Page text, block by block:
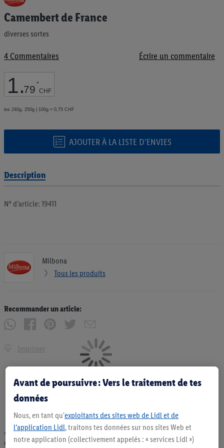
Camembert de France
diverses sortes
4 Commentaires Écrire un commentaire
1.79 *
CHF
les 240g, 250g | 100g = 0,75 CHF
AJOUTER À LA LISTE D’ENVIES
au
début
la
d’images
Description
N° d’article: 19411
Milbona
Tous les produits
Recommander un article:
Imprimer
* Offres valables dans la limite des stocks disponibles. Vente limitée à des
quantités usuelles pour un ménage. Vendu sans décoration. Les produits faisant
Avant de poursuivre : Vers le traitement de tes
données
Nous, en tant qu'exploitants des sites web de Lidl et de
l’application Lidl, traitons tes données sur nos sites Web et
notre application (collectivement appelés : « services Lidl »)